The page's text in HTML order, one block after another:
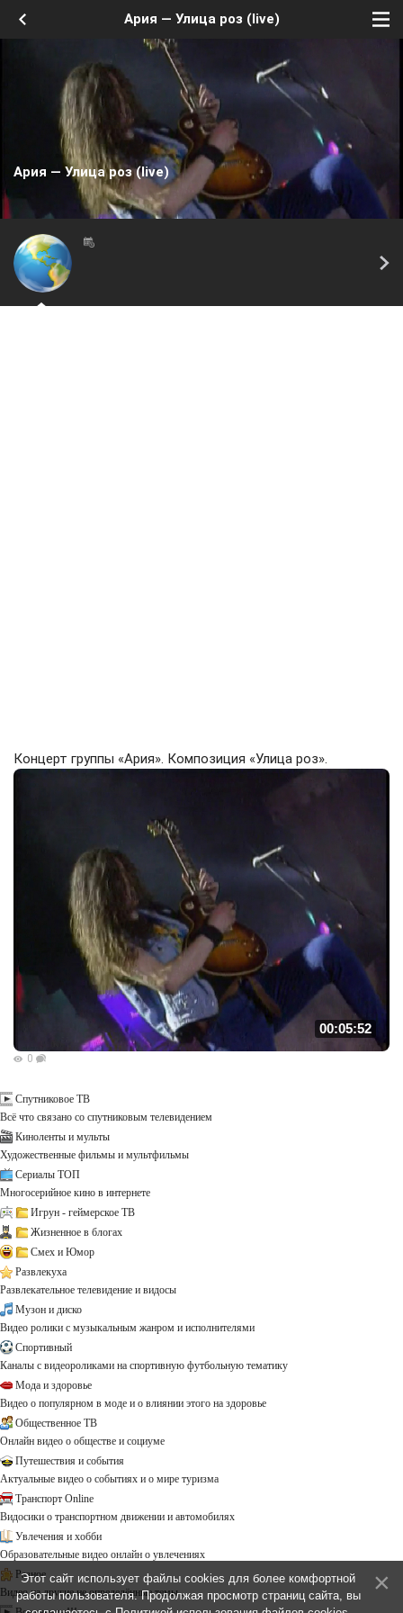
Ария — Улица роз (live)
Ария — Улица роз (live)
Концерт группы «Ария». Композиция «Улица роз».
00:05:52
0
Спутниковое ТВ
Всё что связано со спутниковым телевидением
Киноленты и мульты
Художественные фильмы и мультфильмы
Сериалы ТОП
Многосерийное кино в интернете
Игрун - геймерское ТВ
Жизненное в блогах
Смех и Юмор
Развлекуха
Развлекательное телевидение и видосы
Музон и диско
Видео ролики с музыкальным жанром и исполнителями
Спортивный
Каналы с видеороликами на спортивную футбольную тематику
Мода и здоровье
Видео о популярном в моде и о влиянии этого на здоровье
Общественное ТВ
Онлайн видео о обществе и социуме
Путешествия и события
Актуальные видео о событиях и о мире туризма
Транспорт Online
Видосики о транспортном движении и автомобилях
Увлечения и хобби
Образовательные видео онлайн о увлечениях
Разное
Видео на другие не определённые темы ...
Этот сайт использует файлы cookies для более комфортной
работы пользователя. Продолжая просмотр страниц сайта, вы